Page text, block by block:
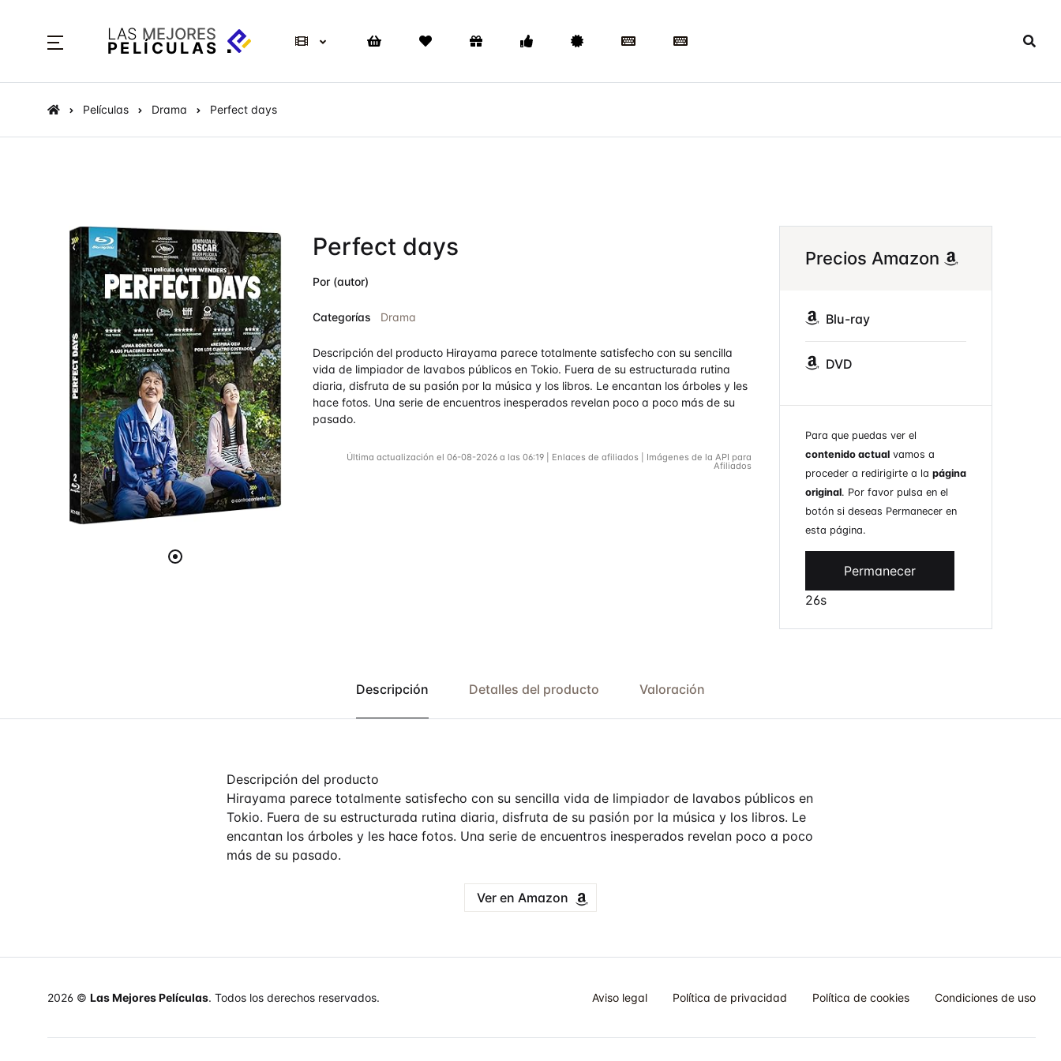
LAS MEJORES
PELÍCULAS
Películas Drama Perfect days
Perfect days
Por (autor)
Categorías Drama
Descripción del producto Hirayama parece totalmente satisfecho con su sencilla
vida de limpiador de lavabos públicos en Tokio. Fuera de su estructurada rutina
diaria, disfruta de su pasión por la música y los libros. Le encantan los árboles y les
hace fotos. Una serie de encuentros inesperados revelan poco a poco más de su
pasado.
Última actualización el 06-08-2026 a las 06:19 | Enlaces de afiliados | Imágenes de la API para
Afiliados
Precios Amazon
Blu-ray
DVD
Para que puedas ver el
contenido actual vamos a
proceder a redirigirte a la página
original. Por favor pulsa en el
botón si deseas Permanecer en
esta página.
Permanecer
26s
Descripción Detalles del producto Valoración
Descripción del producto
Hirayama parece totalmente satisfecho con su sencilla vida de limpiador de lavabos públicos en
Tokio. Fuera de su estructurada rutina diaria, disfruta de su pasión por la música y los libros. Le
encantan los árboles y les hace fotos. Una serie de encuentros inesperados revelan poco a poco
más de su pasado.
Ver en Amazon
2026 © Las Mejores Películas. Todos los derechos reservados. Aviso legal Política de privacidad Política de cookies Condiciones de uso